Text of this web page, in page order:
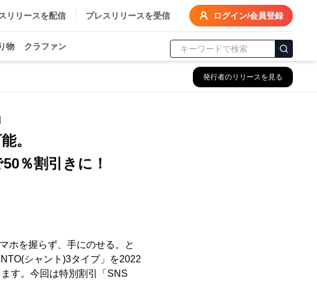
リリースを配信 プレスリリースを受信 ログイン/会員登録
物 クラファン
発行者のリリースを見る
。
％割引きに！
ホを握らず、手にのせる。と
シャント)3タイプ」を2022
す。今回は特別割引「SNS